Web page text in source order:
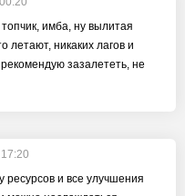
имба, ну вылитая
летают, никаких лагов и
зазалететь, не
ресурсов и все улучшения